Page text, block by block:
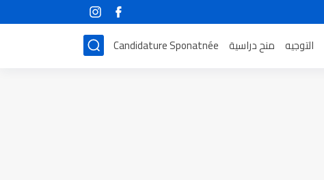
التوجيه منح دراسية Candidature Sponatnée